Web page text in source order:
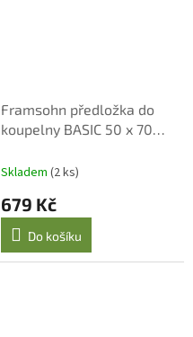
Framsohn předložka do
koupelny BASIC 50 x 70
Skladem (2 ks)
679 Kč
Do košíku